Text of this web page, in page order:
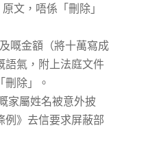
文，唔係「刪除」
嘅金額（將十萬寫成
語氣，附上法庭文件
刪除」。
家屬姓名被意外披
例》去信要求屏蔽部